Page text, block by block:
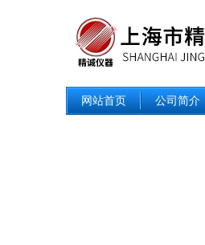
网站首页 公司简介